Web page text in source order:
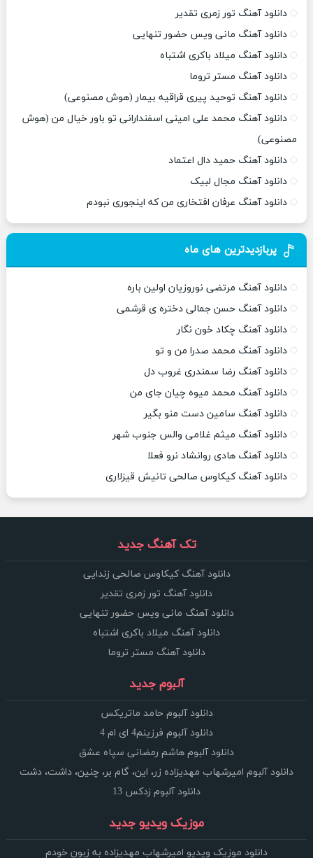
دانلود آهنگ تور زمری تقدیر
دانلود آهنگ مانی ویس حضور تنهایی
دانلود آهنگ میلاد باکری اشتباه
دانلود آهنگ مستر تروما
دانلود آهنگ توحید پیری قراقیه بیمار (هوش مصنوعی)
دانلود آهنگ محمد علی امینی اسفندارانی تو باور خیال من (هوش
مصنوعی)
دانلود آهنگ حمید دال اعتماد
دانلود آهنگ مجال لبیک
دانلود آهنگ عرفان افتخاری من که اینجوری نبودم
پربازدیدترین های ماه
دانلود آهنگ مرتضی نوروزیان اولین باره
دانلود آهنگ حسن جمالی دختره ی قرشمی
دانلود آهنگ چکاد خون نگار
دانلود آهنگ محمد صدرا من و تو
دانلود آهنگ رضا سمندری غروب دل
دانلود آهنگ محمد میوه چیان جای من
دانلود آهنگ سامین دست منو بگیر
دانلود آهنگ میثم غلامی والس جنوب شهر
دانلود آهنگ هادی روانشاد نرو فعلا
دانلود آهنگ کیکاوس صالحی تانیش قیزلاری
تک آهنگ جدید
دانلود آهنگ کیکاوس صالحی زندایی
دانلود آهنگ تور زمری تقدیر
دانلود آهنگ مانی ویس حضور تنهایی
دانلود آهنگ میلاد باکری اشتباه
دانلود آهنگ مستر تروما
آلبوم جدید
دانلود آلبوم حامد ماتریکس
دانلود آلبوم فرزینم4 ای ام 4
دانلود آلبوم هاشم رمضانی سپاه عشق
دانلود آلبوم امیرشهاب مهدیزاده زر، این، گام بر، چنین، داشت، دشت
دانلود آلبوم زدکس 13
موزیک ویدیو جدید
دانلود موزیک ویدیو امیرشهاب مهدیزاده به زبون خودم